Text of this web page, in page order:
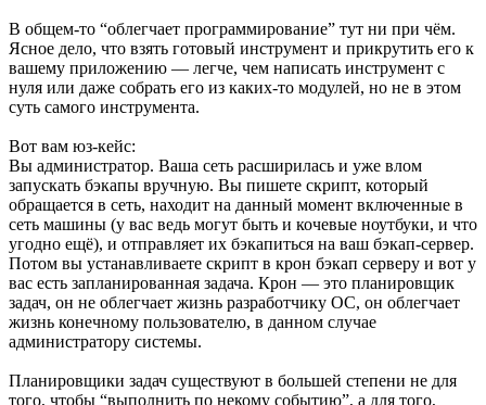
В общем-то “облегчает программирование” тут ни при чём.
Ясное дело, что взять готовый инструмент и прикрутить его к
вашему приложению — легче, чем написать инструмент с
нуля или даже собрать его из каких-то модулей, но не в этом
суть самого инструмента.
Вот вам юз-кейс:
Вы администратор. Ваша сеть расширилась и уже влом
запускать бэкапы вручную. Вы пишете скрипт, который
обращается в сеть, находит на данный момент включенные в
сеть машины (у вас ведь могут быть и кочевые ноутбуки, и что
угодно ещё), и отправляет их бэкапиться на ваш бэкап-сервер.
Потом вы устанавливаете скрипт в крон бэкап серверу и вот у
вас есть запланированная задача. Крон — это планировщик
задач, он не облегчает жизнь разработчику ОС, он облегчает
жизнь конечному пользователю, в данном случае
администратору системы.
Планировщики задач существуют в большей степени не для
того, чтобы “выполнить по некому событию”, а для того,